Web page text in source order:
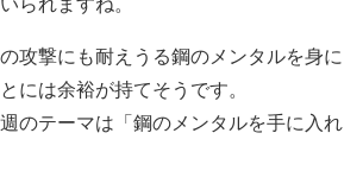
られますね。
攻撃にも耐えうる鋼のメンタルを身に
には余裕が持てそうです。
のテーマは「鋼のメンタルを手に入れ